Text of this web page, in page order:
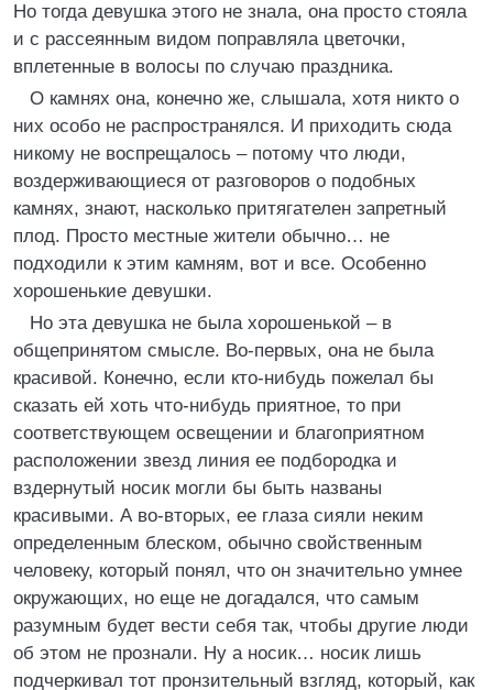
Но тогда девушка этого не знала, она просто стояла
и с рассеянным видом поправляла цветочки,
вплетенные в волосы по случаю праздника.
О камнях она, конечно же, слышала, хотя никто о
них особо не распространялся. И приходить сюда
никому не воспрещалось – потому что люди,
воздерживающиеся от разговоров о подобных
камнях, знают, насколько притягателен запретный
плод. Просто местные жители обычно… не
подходили к этим камням, вот и все. Особенно
хорошенькие девушки.
Но эта девушка не была хорошенькой – в
общепринятом смысле. Во-первых, она не была
красивой. Конечно, если кто-нибудь пожелал бы
сказать ей хоть что-нибудь приятное, то при
соответствующем освещении и благоприятном
расположении звезд линия ее подбородка и
вздернутый носик могли бы быть названы
красивыми. А во-вторых, ее глаза сияли неким
определенным блеском, обычно свойственным
человеку, который понял, что он значительно умнее
окружающих, но еще не догадался, что самым
разумным будет вести себя так, чтобы другие люди
об этом не прознали. Ну а носик… носик лишь
подчеркивал тот пронзительный взгляд, который, как